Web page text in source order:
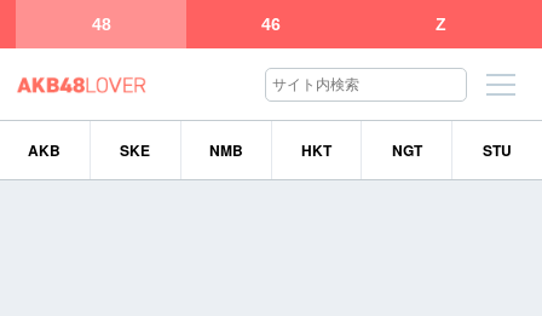
48 46 Z
AKB SKE NMB HKT NGT STU